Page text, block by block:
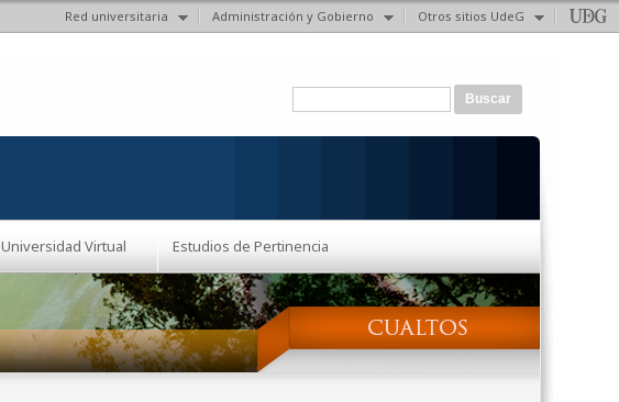
Red universitaria Administración y Gobierno Otros sitios UdeG
Formulario de búsqueda
Universidad Virtual Estudios de Pertinencia